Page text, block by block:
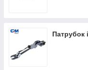
Патрубок